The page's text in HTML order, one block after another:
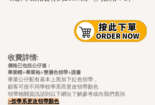
收費詳情:
價格已包括公仔連：
畢業帽+畢業袍+雙層色領帶+證書
畢業公仔配有基本上黑加下紅色領帶，
顧客可按不同學校學系而更改領帶顏色
領帶相關資訊請到以下網址了解參考或向我們查詢
>按學系更改領帶顏色